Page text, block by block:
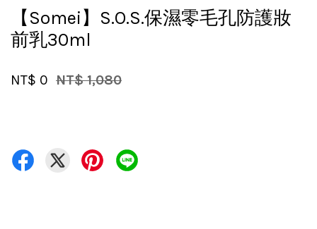
【Somei】S.O.S.保濕零毛孔防護妝
前乳30ml
NT$ 0 NT$ 1,080